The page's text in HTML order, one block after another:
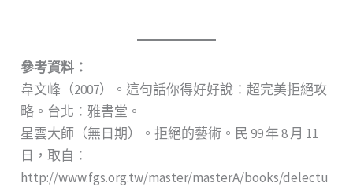
參考資料：
韋文峰（2007）。這句話你得好好說：超完美拒絕攻
略。台北：雅書堂。
星雲大師（無日期）。拒絕的藝術。民 99 年 8 月 11
日，取自：
http://www.fgs.org.tw/master/masterA/books/delectu